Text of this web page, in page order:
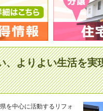
、よりよい生活を
を中心に活動するリフォ